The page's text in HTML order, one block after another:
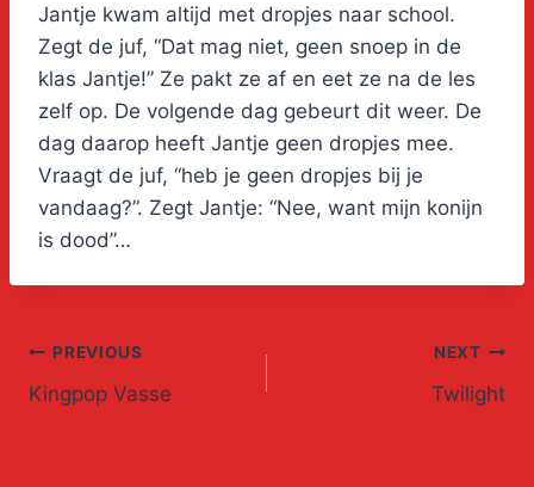
Jantje kwam altijd met dropjes naar school.
Zegt de juf, “Dat mag niet, geen snoep in de
klas Jantje!” Ze pakt ze af en eet ze na de les
zelf op. De volgende dag gebeurt dit weer. De
dag daarop heeft Jantje geen dropjes mee.
Vraagt de juf, “heb je geen dropjes bij je
vandaag?”. Zegt Jantje: “Nee, want mijn konijn
is dood”…
Post
navigation
PREVIOUS
Kingpop Vasse
NEXT
Twilight